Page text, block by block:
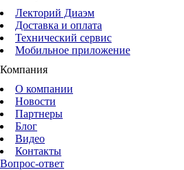
Лекторий Диаэм
Доставка и оплата
Технический сервис
Мобильное приложение
Компания
О компании
Новости
Партнеры
Блог
Видео
Контакты
Вопрос-ответ